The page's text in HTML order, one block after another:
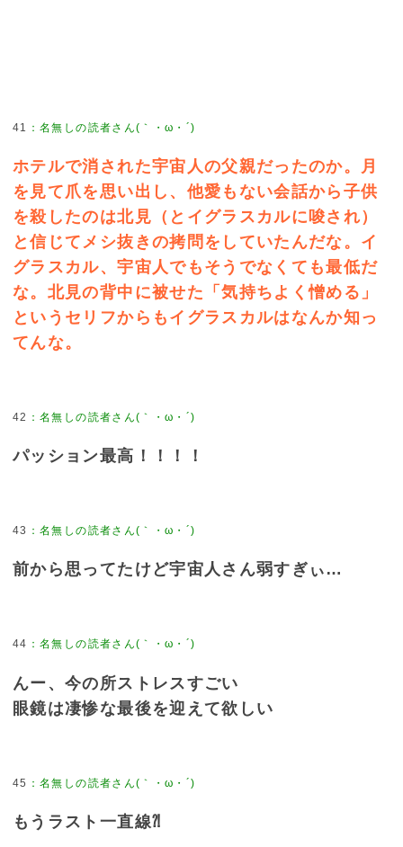
41 ：名無しの読者さん(｀・ω・´)
ホテルで消された宇宙人の父親だったのか。月
を見て爪を思い出し、他愛もない会話から子供
を殺したのは北見（とイグラスカルに唆され）
と信じてメシ抜きの拷問をしていたんだな。イ
グラスカル、宇宙人でもそうでなくても最低だ
な。北見の背中に被せた「気持ちよく憎める」
というセリフからもイグラスカルはなんか知っ
てんな。
42 ：名無しの読者さん(｀・ω・´)
パッション最高！！！！
43 ：名無しの読者さん(｀・ω・´)
前から思ってたけど宇宙人さん弱すぎぃ…
44 ：名無しの読者さん(｀・ω・´)
んー、今の所ストレスすごい
眼鏡は凄惨な最後を迎えて欲しい
45 ：名無しの読者さん(｀・ω・´)
もうラスト一直線⁈